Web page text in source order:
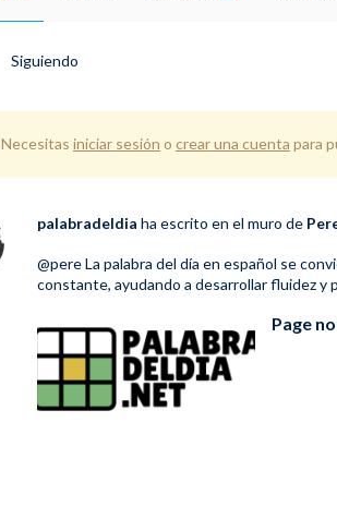
Siguiendo
Necesitas iniciar sesión o crear una cuenta para
palabradeldia ha escrito en el muro de
@pereLa palabra del día en español se
constante, ayudando a desarrollar fluidez y
Page